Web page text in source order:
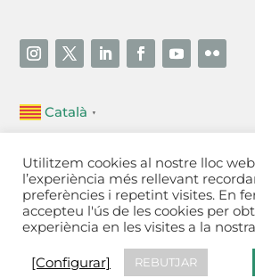
Català ▼
Unió Empresarial de l’Anoia (UEA)
Ctra. de Manresa, 131, 08700 –
Tel 93 805 22 92
Contactar
de
Utilitzem cookies al nostre lloc
l’experiència més rellevant
preferències i repetint visites. En
accepteu l'ús de les cookies per
experiència en les visites a la
[Configurar] REBUTJAR